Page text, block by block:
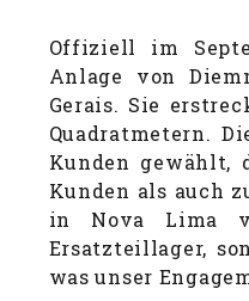
Offiziell im
Anlage von
Gerais. Sie
Quadratmetern.
Kunden gewählt,
Kunden als auch
in Nova Lima
Ersatzteillager,
was unser